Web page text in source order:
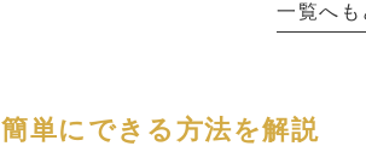
一覧へも
単にできる方法を解説